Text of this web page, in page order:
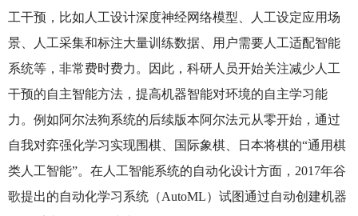
工干预，比如人工设计深度神经网络模型、人工设定应用场
景、人工采集和标注大量训练数据、用户需要人工适配智能
系统等，非常费时费力。因此，科研人员开始关注减少人工
干预的自主智能方法，提高机器智能对环境的自主学习能
力。例如阿尔法狗系统的后续版本阿尔法元从零开始，通过
自我对弈强化学习实现围棋、国际象棋、日本将棋的“通用棋
类人工智能”。在人工智能系统的自动化设计方面，2017年谷
歌提出的自动化学习系统（AutoML）试图通过自动创建机器